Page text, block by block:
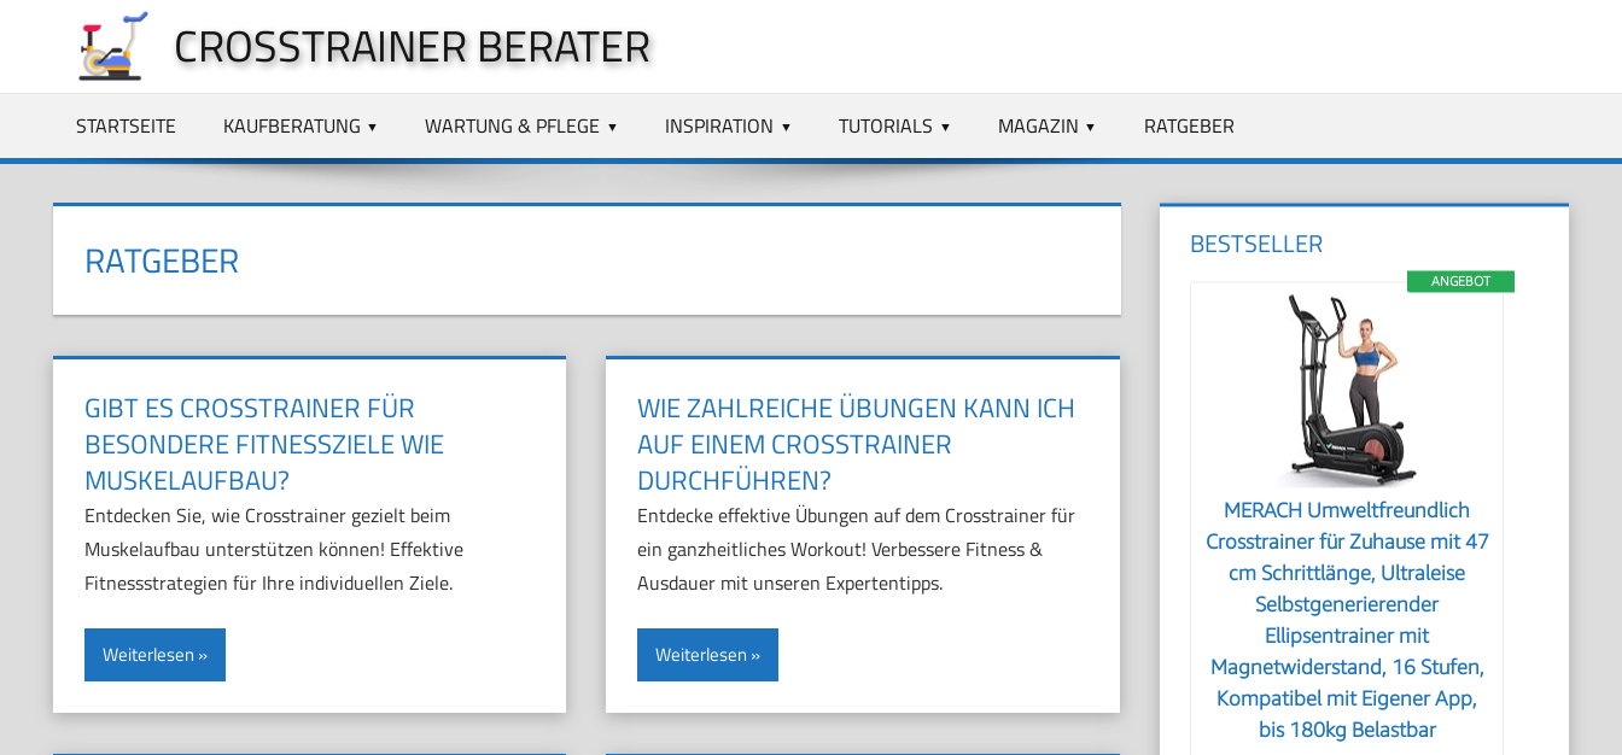
springen
CROSSTRAINER BERATER
STARTSEITE KAUFBERATUNG WARTUNG & PFLEGE INSPIRATION TUTORIALS MAGAZIN RATGEBER
RATGEBER
GIBT ES CROSSTRAINER FÜR
BESONDERE FITNESSZIELE WIE
MUSKELAUFBAU?
Entdecken Sie, wie Crosstrainer gezielt beim
Muskelaufbau unterstützen können! Effektive
Fitnessstrategien für Ihre individuellen Ziele.
Weiterlesen
WIE ZAHLREICHE ÜBUNGEN KANN ICH
AUF EINEM CROSSTRAINER
DURCHFÜHREN?
Entdecke effektive Übungen auf dem Crosstrainer für
ein ganzheitliches Workout! Verbessere Fitness &
Ausdauer mit unseren Expertentipps.
Weiterlesen
BESTSELLER
ANGEBOT
MERACH Umweltfreundlich
Crosstrainer für Zuhause mit 47
cm Schrittlänge, Ultraleise
Selbstgenerierender
Ellipsentrainer mit
Magnetwiderstand, 16 Stufen,
Kompatibel mit Eigener App,
bis 180kg Belastbar